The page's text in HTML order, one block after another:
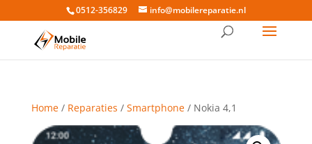
0512-356829 info@mobilereparatie.nl
Home/ Reparaties / Smartphone/ Nokia 4,1